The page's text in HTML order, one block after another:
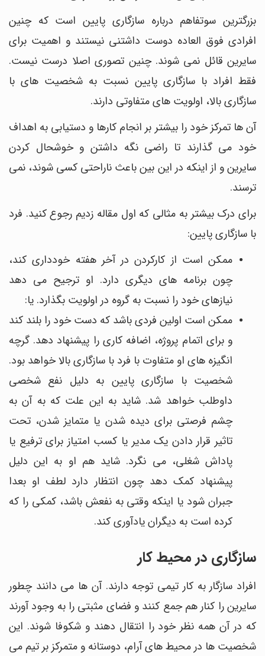
بزرگترین سوتفاهم درباره سازگاری پایین است که چنین
افرادی فوق العاده دوست داشتنی نیستند و اهمیت برای
سایرین قائل نمی شوند. چنین تصوری اصلا درست نیست.
فقط افراد با سازگاری پایین نسبت به شخصیت های با
سازگاری بالا، اولویت های متفاوتی دارند.
آن ها تمرکز خود را بیشتر بر انجام کارها و دستیابی به اهداف
خود می گذارند تا راضی نگه داشتن و خوشحال کردن
سایرین و از اینکه در این بین باعث ناراحتی کسی شوند، نمی
ترسند.
برای درک بیشتر به مثالی که اول مقاله زدیم رجوع کنید. فرد
با سازگاری پایین:
ممکن است از کارکردن در آخر هفته خودداری کند،
چون برنامه های دیگری دارد. او ترجیح می دهد
نیازهای خود را نسبت به گروه در اولویت بگذارد. یا:
ممکن است اولین فردی باشد که دست خود را بلند کند
و برای اتمام پروژه، اضافه کاری را پیشنهاد دهد. گرچه
انگیزه های او متفاوت با فرد با سازگاری بالا خواهد بود.
شخصیت با سازگاری پایین به دلیل نفع شخصی
داوطلب خواهد شد. شاید به این علت که به آن به
چشم فرصتی برای دیده شدن یا متمایز شدن، تحت
تاثیر قرار دادن یک مدیر یا کسب امتیاز برای ترفیع یا
پاداش شغلی، می نگرد. شاید هم او به این دلیل
پیشنهاد کمک دهد چون انتظار دارد لطف او بعدا
جبران شود یا اینکه وقتی به نفعش باشد، کمکی را که
کرده است به دیگران یادآوری کند.
سازگاری در محیط کار
افراد سازگار به کار تیمی توجه دارند. آن ها می دانند چطور
سایرین را کنار هم جمع کنند و فضای مثبتی را به وجود آورند
که در آن همه نظر خود را انتقال دهند و شکوفا شوند. این
شخصیت ها در محیط های آرام، دوستانه و متمرکز بر تیم می